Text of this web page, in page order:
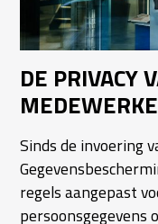
DE PRIVACY
Sinds de invoering
regels aangepast
persoonsgegevens